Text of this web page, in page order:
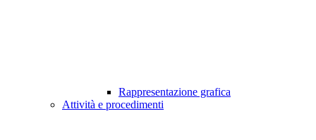
Rappresentazione grafica
Attività e procedimenti